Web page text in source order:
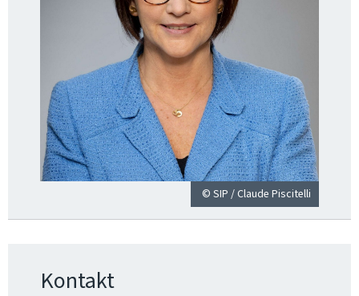
© SIP / Claude Piscitelli
Kontakt